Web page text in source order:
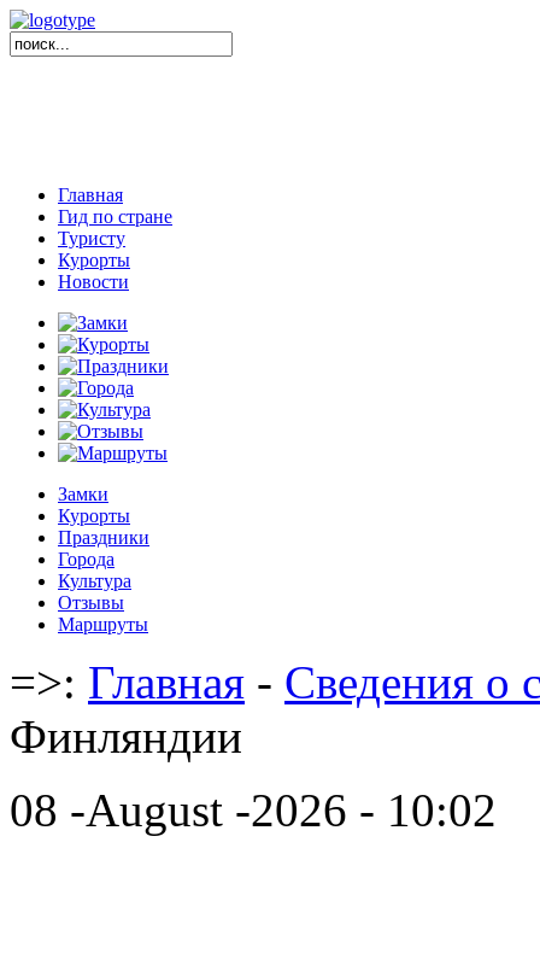
Главная
Гид по стране
Туристу
Курорты
Новости
Замки
Курорты
Праздники
Города
Культура
Отзывы
Маршруты
=>: Главная - Cведения о
Финляндии
08 -August -2026 - 10:02